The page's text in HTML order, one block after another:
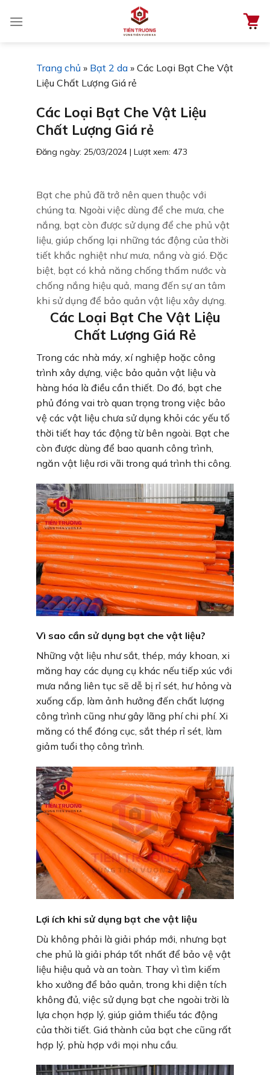
đến
Trang chủ » Bạt 2 da » Các Loại Bạt Che Vật
Liệu Chất Lượng Giá rẻ
Các Loại Bạt Che Vật Liệu
Chất Lượng Giá rẻ
Đăng ngày: 25/03/2024 | Lượt xem: 473
Bạt che phủ đã trở nên quen thuộc với
chúng ta. Ngoài việc dùng để che mưa, che
nắng, bạt còn được sử dụng để che phủ vật
liệu, giúp chống lại những tác động của thời
tiết khắc nghiệt như mưa, nắng và gió. Đặc
biệt, bạt có khả năng chống thấm nước và
chống nắng hiệu quả, mang đến sự an tâm
khi sử dụng để bảo quản vật liệu xây dựng.
Các Loại Bạt Che Vật Liệu
Chất Lượng Giá Rẻ
Trong các nhà máy, xí nghiệp hoặc công
trình xây dựng, việc bảo quản vật liệu và
hàng hóa là điều cần thiết. Do đó, bạt che
phủ đóng vai trò quan trọng trong việc bảo
vệ các vật liệu chưa sử dụng khỏi các yếu tố
thời tiết hay tác động từ bên ngoài. Bạt che
còn được dùng để bao quanh công trình,
ngăn vật liệu rơi vãi trong quá trình thi công.
Vì sao cần sử dụng bạt che vật liệu?
Những vật liệu như sắt, thép, máy khoan, xi
măng hay các dụng cụ khác nếu tiếp xúc với
mưa nắng liên tục sẽ dễ bị rỉ sét, hư hỏng và
xuống cấp, làm ảnh hưởng đến chất lượng
công trình cũng như gây lãng phí chi phí. Xi
măng có thể đóng cục, sắt thép rỉ sét, làm
giảm tuổi thọ công trình.
Lợi ích khi sử dụng bạt che vật liệu
Dù không phải là giải pháp mới, nhưng bạt
che phủ là giải pháp tốt nhất để bảo vệ vật
liệu hiệu quả và an toàn. Thay vì tìm kiếm
kho xưởng để bảo quản, trong khi diện tích
không đủ, việc sử dụng bạt che ngoài trời là
lựa chọn hợp lý, giúp giảm thiểu tác động
của thời tiết. Giá thành của bạt che cũng rất
hợp lý, phù hợp với mọi nhu cầu.